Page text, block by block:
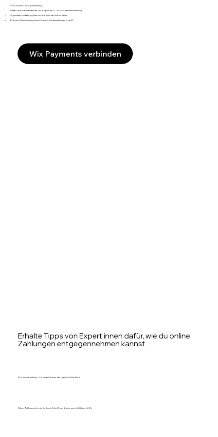
PCI-konforme Zahlungsverarbeitung
Sichere Checkouts auf Websites und in Apps mit HTTPS/TLS-Datenverschlüsselung.
KI-gestütztes Anti-Betrugssystem und Rund-um-die-Uhr-Risikoteam.
3D Secure 2-Authentifizierung beim Checkout für Kartenzahlungen in der EU
Wix Payments verbinden
Erhalte Tipps von Expert:innen dafür, wie du online
Zahlungen entgegennehmen kannst
E-Commerce aufbauen – So startest du einen erfolgreichen Online-Shop
Sichere Zahlungsmethoden für deinen Online-Shop: Zahlungsmöglichkeiten mit Wix